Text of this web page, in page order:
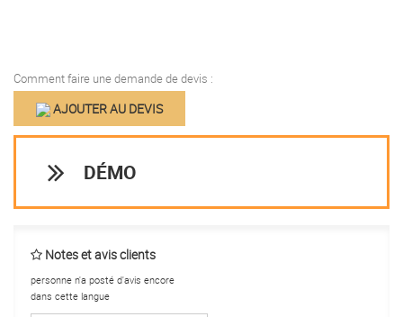
Comment faire une demande de devis :
AJOUTER AU DEVIS
DÉMO
Notes et avis clients
personne n'a posté d'avis encore
dans cette langue